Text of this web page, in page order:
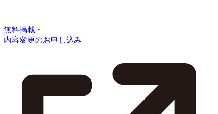
無料掲載・
内容変更のお申し込み